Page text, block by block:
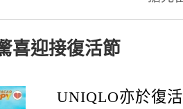
喜迎接復活節
UNIQLO亦於復